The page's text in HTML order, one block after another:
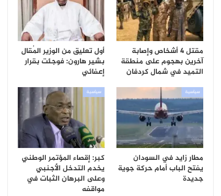
مقتل 4 أشخاص وإصابة
آخرين بهجوم على منطقة
التميد في شمال كردفان
أول تعليق من الوزير المُقال
بشير هارون: فوجئت بقرار
إعفائي
سياسية
مطار زايد في السودان
يفتح الباب أمام حركة جوية
جديدة
سياسية
كبر: إقصاء المؤتمر الوطني
يخدم التدخل الأجنبي
وعلى البرهان الثبات في
مواقفه